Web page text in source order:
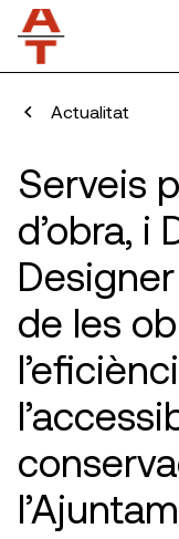
Actualitat
Serveis
d’obra, i
de les